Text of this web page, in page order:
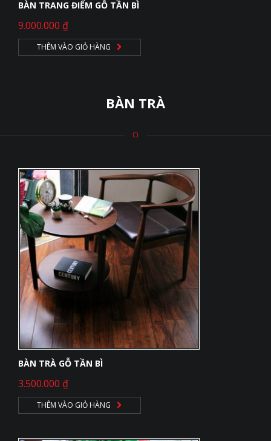
BÀN TRANG ĐIỂM GỖ TẦN BÌ
9.000.000 ₫
THÊM VÀO GIỎ HÀNG
BÀN TRÀ
BÀN TRÀ GỖ TẦN BÌ
3.500.000 ₫
THÊM VÀO GIỎ HÀNG